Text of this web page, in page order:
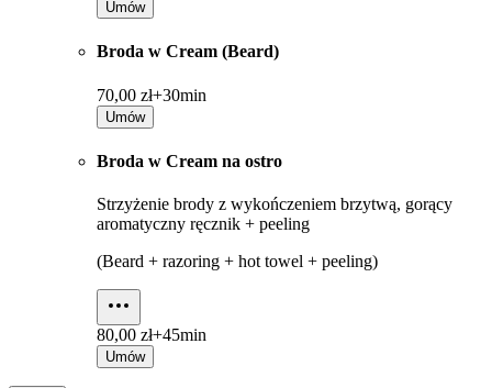
Umów
Broda w Cream (Beard)
70,00 zł+30min
Umów
Broda w Cream na ostro
Strzyżenie brody z wykończeniem brzytwą, gorący
aromatyczny ręcznik + peeling
(Beard + razoring + hot towel + peeling)
80,00 zł+45min
Umów